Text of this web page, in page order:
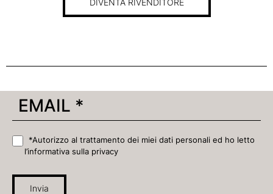
DIVENTA RIVENDITORE
*Autorizzo al trattamento dei miei dati personali ed ho letto
l’informativa sulla privacy
Invia